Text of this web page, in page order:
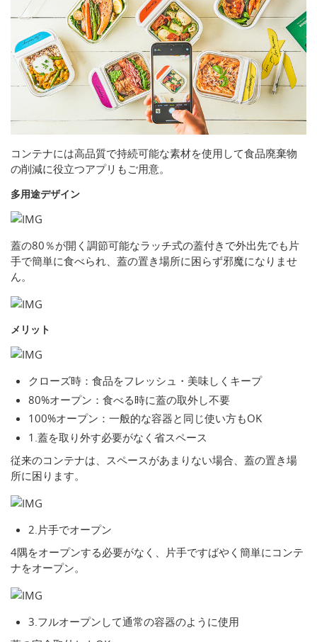
コンテナには高品質で持続可能な素材を使用して食品廃棄物
の削減に役立つアプリもご用意。
多用途デザイン
蓋の80％が開く調節可能なラッチ式の蓋付きで外出先でも片
手で簡単に食べられ、蓋の置き場所に困らず邪魔になりませ
ん。
メリット
クローズ時：食品をフレッシュ・美味しくキープ
80%オープン：食べる時に蓋の取外し不要
100%オープン：一般的な容器と同じ使い方もOK
1.蓋を取り外す必要がなく省スペース
従来のコンテナは、スペースがあまりない場合、蓋の置き場
所に困ります。
2.片手でオープン
4隅をオープンする必要がなく、片手ですばやく簡単にコンテ
ナをオープン。
3.フルオープンして通常の容器のように使用